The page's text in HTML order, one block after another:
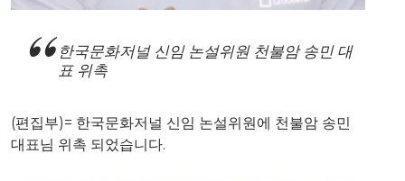
한국문화저널 신임 논설위원 천불암 송민 대
표 위촉
(편집부)= 한국문화저널 신임 논설위원에 천불암 송민
대표님 위촉 되었습니다.